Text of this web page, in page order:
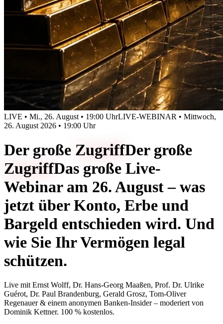
LIVE • Mi., 26. August • 19:00 UhrLIVE-WEBINAR • Mittwoch,
26. August 2026 • 19:00 Uhr
Der große ZugriffDer große
ZugriffDas große Live-
Webinar am 26. August – was
jetzt über Konto, Erbe und
Bargeld entschieden wird. Und
wie Sie Ihr Vermögen legal
schützen.
Live mitErnst Wolff, Dr. Hans-Georg Maaßen, Prof. Dr. Ulrike
Guérot, Dr. Paul Brandenburg, Gerald Grosz, Tom-Oliver
Regenauer & einem anonymen Banken-Insider– moderiert von
Dominik Kettner. 100 % kostenlos.